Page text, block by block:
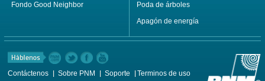
Fondo Good Neighbor
Poda de árboles
Apagón de energía
Contáctenos Sobre PNM Soporte Terminos de uso